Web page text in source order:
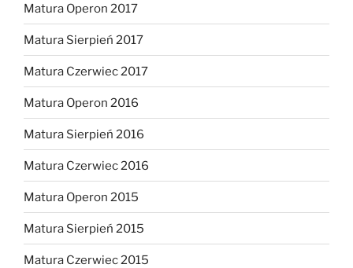
Matura Operon 2017
Matura Sierpień 2017
Matura Czerwiec 2017
Matura Operon 2016
Matura Sierpień 2016
Matura Czerwiec 2016
Matura Operon 2015
Matura Sierpień 2015
Matura Czerwiec 2015